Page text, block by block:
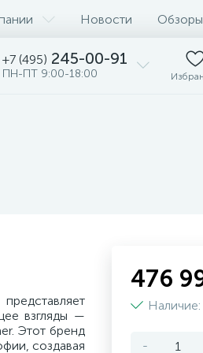
Новости
+7 (495) 245-00-91
ПН-ПТ 9:00-18:00
взгляды —
Этот бренд
создавая
476
Наличие:
-